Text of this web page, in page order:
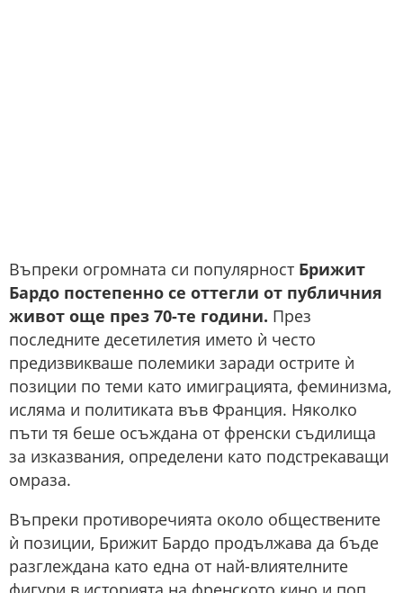
Въпреки огромната си популярност Брижит
Бардо постепенно се оттегли от публичния
живот още през 70-те години. През
последните десетилетия името ѝ често
предизвикваше полемики заради острите ѝ
позиции по теми като имиграцията, феминизма,
исляма и политиката във Франция. Няколко
пъти тя беше осъждана от френски съдилища
за изказвания, определени като подстрекаващи
омраза.
Въпреки противоречията около обществените
ѝ позиции, Брижит Бардо продължава да бъде
разглеждана като една от най-влиятелните